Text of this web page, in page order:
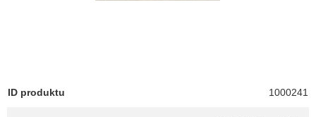
ID produktu 1000241